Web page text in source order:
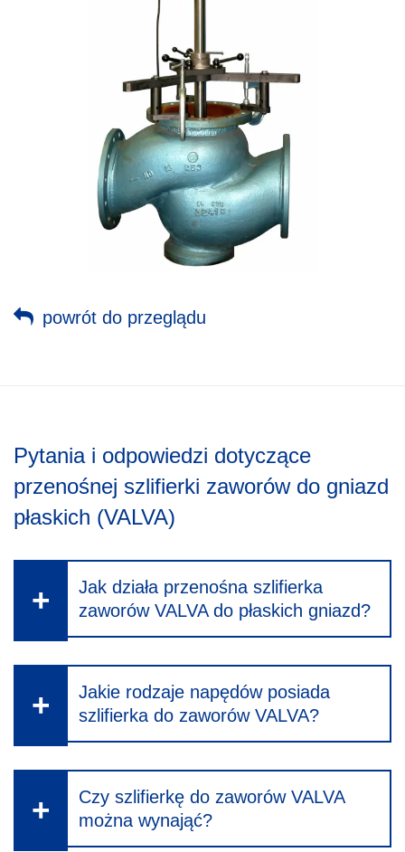
powrót do przeglądu
Pytania i odpowiedzi dotyczące
przenośnej szlifierki zaworów do gniazd
płaskich (VALVA)
Jak działa przenośna szlifierka
zaworów VALVA do płaskich gniazd?
Jakie rodzaje napędów posiada
szlifierka do zaworów VALVA?
Czy szlifierkę do zaworów VALVA
można wynająć?